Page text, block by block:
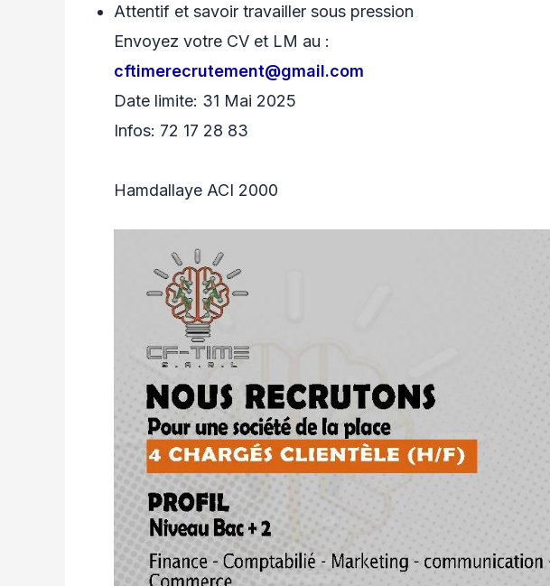
Attentif et savoir travailler sous pression
Envoyez votre CV et LM au :
cftimerecrutement@gmail.com
Date limite: 31 Mai 2025
Infos: 72 17 28 83
Hamdallaye ACI 2000